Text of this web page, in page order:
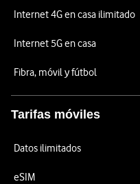
Internet 4G en casa ilimitado
Internet 5G en casa
Fibra, móvil y fútbol
Tarifas móviles
Datos ilimitados
eSIM